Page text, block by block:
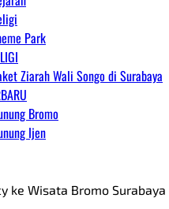
Park
Ziarah Wali Songo di Surabaya
Bromo
Ijen
ke Wisata Bromo Surabaya